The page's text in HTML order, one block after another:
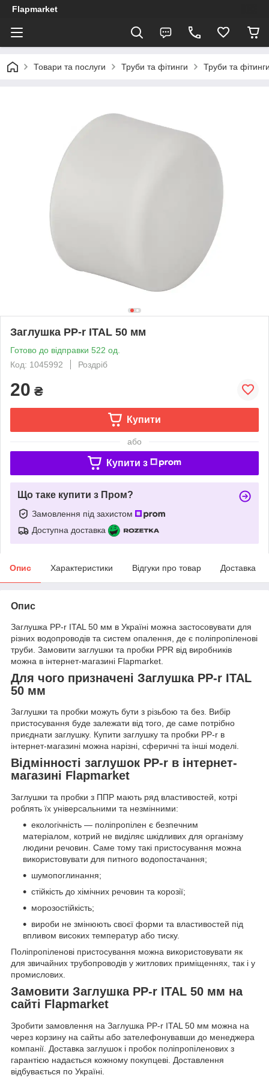
Flapmarket
Товари та послуги Труби та фітинги Труби та
Заглушка PP-r ITAL 50 мм
Готово до відправки 522 од.
Код: 1045992
Роздріб
20 ₴
Купити
або
Купити з
Що таке купити з Пром?
Замовлення під захистом
Доступна доставка
Опис Характеристики Відгуки про товар Доставка
Опис
Заглушка PP-r ITAL 50 мм в Україні можна застосовувати для
різних водопроводів та систем опалення, де є поліпропіленові
труби. Замовити заглушки та пробки PPR від виробників
можна в інтернет-магазині Flapmarket.
Для чого призначені Заглушка PP-r ITAL
50 мм
Заглушки та пробки можуть бути з різьбою та без. Вибір
пристосування буде залежати від того, де саме потрібно
приєднати заглушку. Купити заглушку та пробки PP-r в
інтернет-магазині можна нарізні, сферичні та інші моделі.
Відмінності заглушок PP-r в інтернет-
магазині Flapmarket
Заглушки та пробки з ППР мають ряд властивостей, котрі
роблять їх універсальними та незмінними:
екологічність — поліпропілен є безпечним
матеріалом, котрий не виділяє шкідливих для організму
людини речовин. Саме тому такі пристосування можна
використовувати для питного водопостачання;
шумопоглинання;
стійкість до хімічних речовин та корозії;
морозостійкість;
вироби не змінюють своєї форми та властивостей під
впливом високих температур або тиску.
Поліпропіленові пристосування можна використовувати як
для звичайних трубопроводів у житлових приміщеннях, так і у
промислових.
Замовити Заглушка PP-r ITAL 50 мм на
сайті Flapmarket
Зробити замовлення на Заглушка PP-r ITAL 50 мм можна на
через корзину на сайты або зателефонувавши до менеджера
компанії. Доставка заглушок і пробок поліпропіленових з
гарантією надається кожному покупцеві. Доставлення
відбувається по Україні.